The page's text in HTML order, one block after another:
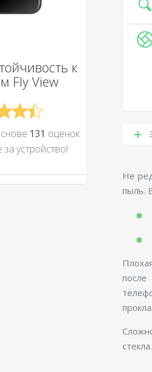
к
Fly View
131 оценок
устройcтво!
Не
пыль.
после